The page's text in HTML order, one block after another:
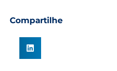
Compartilhe